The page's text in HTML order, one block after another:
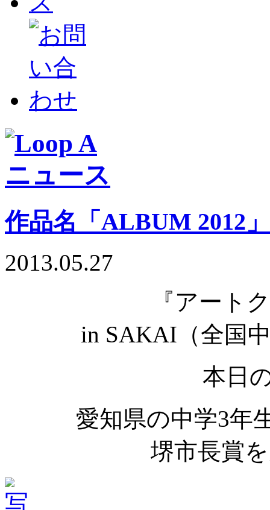
作品名「ALBUM 2012」
2013.05.27
『アート
in SAKAI（全国
本日
愛知県の中学3年
堺市長賞